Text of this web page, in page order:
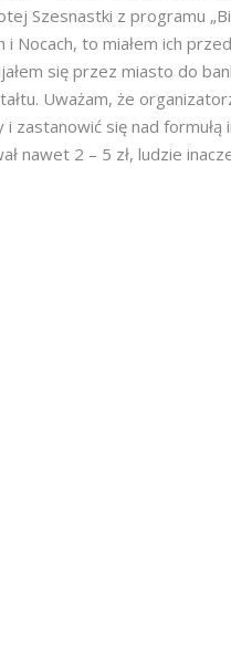
Szesnastki z programu
Nocach, to miałem ich
się przez miasto do
Uważam, że
i zastanowić się nad
nawet 2 – 5 zł, ludzie